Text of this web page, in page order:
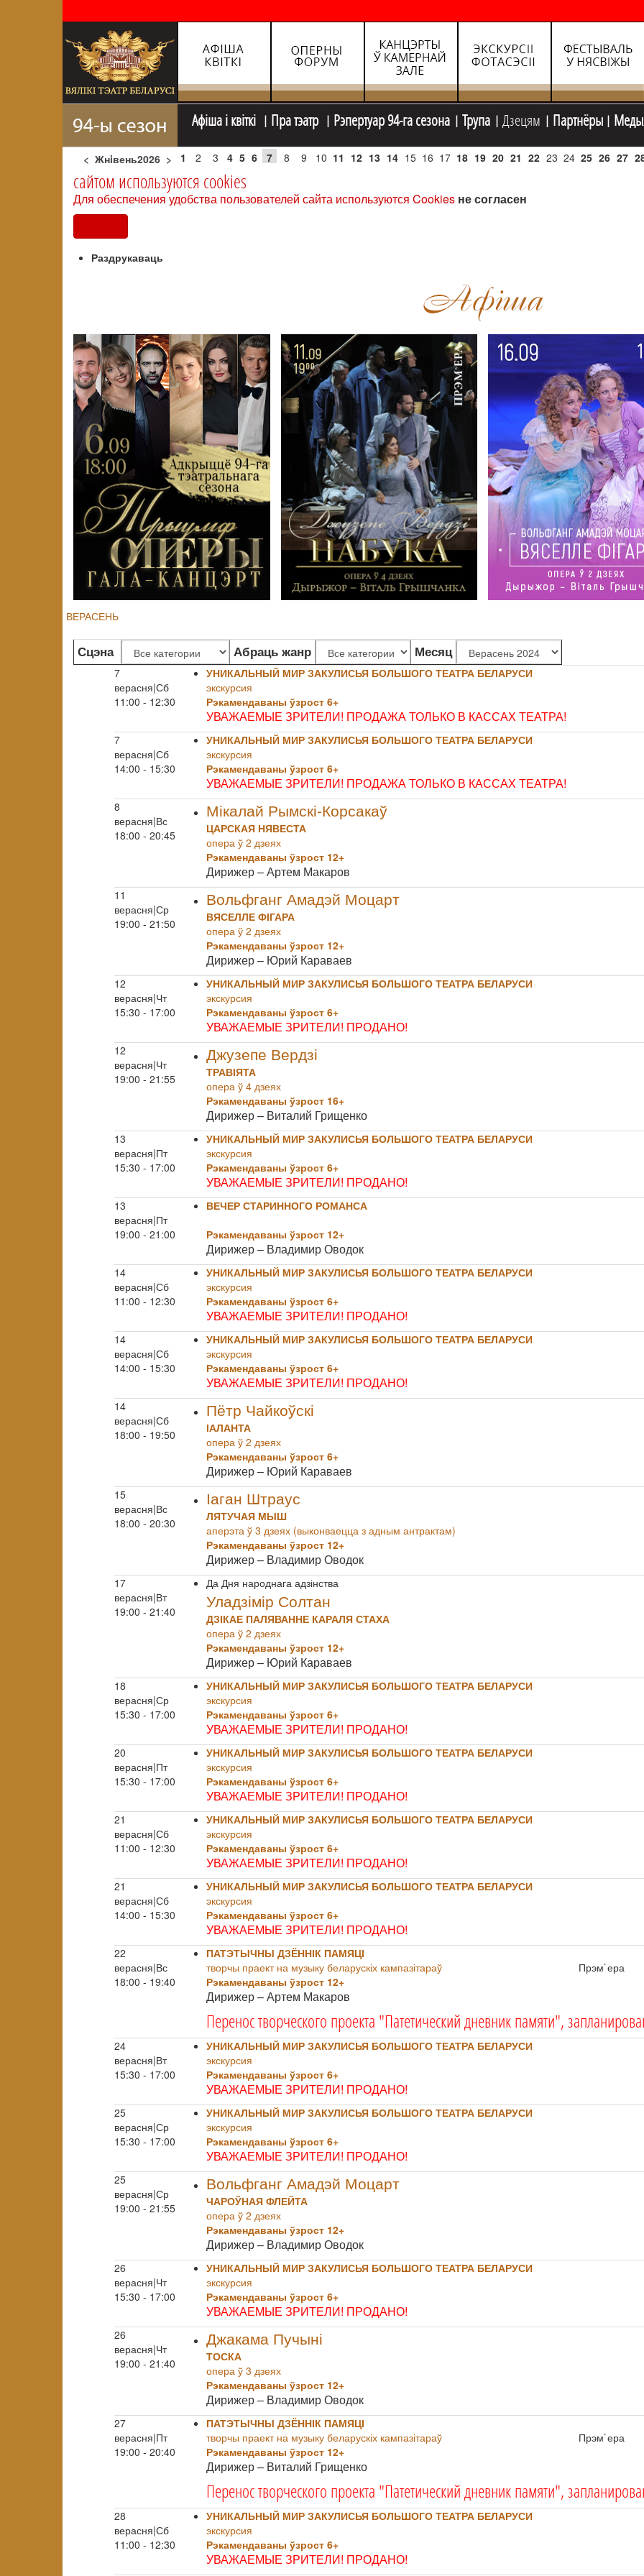
Афiша i квiткi Пра тэатр Рэпертуар 94-га сезона Трупа Дзецям Партнёры
< Жнiвень2026 > 1 2 3 4 5 6 7 8 9 10 11 12 13 14 15 16 17 18 19 20 21 22 23 24 25 26 27
сайтом используются cookies
Для обеспечения удобства пользователей сайта используются Cookies не согласен
Раздрукаваць
ВЕРАСЕНЬ
Сцэна Абраць жанр Месяц
7
верасня|Сб
11:00 - 12:30
УНИКАЛЬНЫЙ МИР ЗАКУЛИСЬЯ БОЛЬШОГО ТЕАТРА БЕЛАРУСИ
экскурсия
Рэкамендаваны ўзрост 6+
УВАЖАЕМЫЕ ЗРИТЕЛИ! ПРОДАЖА ТОЛЬКО В КАССАХ ТЕАТРА!
7
верасня|Сб
14:00 - 15:30
УНИКАЛЬНЫЙ МИР ЗАКУЛИСЬЯ БОЛЬШОГО ТЕАТРА БЕЛАРУСИ
экскурсия
Рэкамендаваны ўзрост 6+
УВАЖАЕМЫЕ ЗРИТЕЛИ! ПРОДАЖА ТОЛЬКО В КАССАХ ТЕАТРА!
8
верасня|Вс
18:00 - 20:45
Мікалай Рымскі-Корсакаў
ЦАРСКАЯ НЯВЕСТА
опера ў 2 дзеях
Рэкамендаваны ўзрост 12+
Дирижер – Артем Макаров
11
верасня|Ср
19:00 - 21:50
Вольфганг Амадэй Моцарт
ВЯСЕЛЛЕ ФІГАРА
опера ў 2 дзеях
Рэкамендаваны ўзрост 12+
Дирижер – Юрий Караваев
12
верасня|Чт
15:30 - 17:00
УНИКАЛЬНЫЙ МИР ЗАКУЛИСЬЯ БОЛЬШОГО ТЕАТРА БЕЛАРУСИ
экскурсия
Рэкамендаваны ўзрост 6+
УВАЖАЕМЫЕ ЗРИТЕЛИ! ПРОДАНО!
12
верасня|Чт
19:00 - 21:55
Джузепе Вердзі
ТРАВІЯТА
опера ў 4 дзеях
Рэкамендаваны ўзрост 16+
Дирижер – Виталий Грищенко
13
верасня|Пт
15:30 - 17:00
УНИКАЛЬНЫЙ МИР ЗАКУЛИСЬЯ БОЛЬШОГО ТЕАТРА БЕЛАРУСИ
экскурсия
Рэкамендаваны ўзрост 6+
УВАЖАЕМЫЕ ЗРИТЕЛИ! ПРОДАНО!
13
верасня|Пт
19:00 - 21:00
ВЕЧЕР СТАРИННОГО РОМАНСА
Рэкамендаваны ўзрост 12+
Дирижер – Владимир Оводок
14
верасня|Сб
11:00 - 12:30
УНИКАЛЬНЫЙ МИР ЗАКУЛИСЬЯ БОЛЬШОГО ТЕАТРА БЕЛАРУСИ
экскурсия
Рэкамендаваны ўзрост 6+
УВАЖАЕМЫЕ ЗРИТЕЛИ! ПРОДАНО!
14
верасня|Сб
14:00 - 15:30
УНИКАЛЬНЫЙ МИР ЗАКУЛИСЬЯ БОЛЬШОГО ТЕАТРА БЕЛАРУСИ
экскурсия
Рэкамендаваны ўзрост 6+
УВАЖАЕМЫЕ ЗРИТЕЛИ! ПРОДАНО!
14
верасня|Сб
18:00 - 19:50
Пётр Чайкоўскі
ІАЛАНТА
опера ў 2 дзеях
Рэкамендаваны ўзрост 6+
Дирижер – Юрий Караваев
15
верасня|Вс
18:00 - 20:30
Іаган Штраус
ЛЯТУЧАЯ МЫШ
аперэта ў 3 дзеях (выконваецца з адным антрактам)
Рэкамендаваны ўзрост 12+
Дирижер – Владимир Оводок
17
верасня|Вт
19:00 - 21:40
Да Дня народнага адзінства
Уладзімір Солтан
ДЗІКАЕ ПАЛЯВАННЕ КАРАЛЯ СТАХА
опера ў 2 дзеях
Рэкамендаваны ўзрост 12+
Дирижер – Юрий Караваев
18
верасня|Ср
15:30 - 17:00
УНИКАЛЬНЫЙ МИР ЗАКУЛИСЬЯ БОЛЬШОГО ТЕАТРА БЕЛАРУСИ
экскурсия
Рэкамендаваны ўзрост 6+
УВАЖАЕМЫЕ ЗРИТЕЛИ! ПРОДАНО!
20
верасня|Пт
15:30 - 17:00
УНИКАЛЬНЫЙ МИР ЗАКУЛИСЬЯ БОЛЬШОГО ТЕАТРА БЕЛАРУСИ
экскурсия
Рэкамендаваны ўзрост 6+
УВАЖАЕМЫЕ ЗРИТЕЛИ! ПРОДАНО!
21
верасня|Сб
11:00 - 12:30
УНИКАЛЬНЫЙ МИР ЗАКУЛИСЬЯ БОЛЬШОГО ТЕАТРА БЕЛАРУСИ
экскурсия
Рэкамендаваны ўзрост 6+
УВАЖАЕМЫЕ ЗРИТЕЛИ! ПРОДАНО!
21
верасня|Сб
14:00 - 15:30
УНИКАЛЬНЫЙ МИР ЗАКУЛИСЬЯ БОЛЬШОГО ТЕАТРА БЕЛАРУСИ
экскурсия
Рэкамендаваны ўзрост 6+
УВАЖАЕМЫЕ ЗРИТЕЛИ! ПРОДАНО!
22
верасня|Вс
18:00 - 19:40
ПАТЭТЫЧНЫ ДЗЁННІК ПАМЯЦІ
Прэм`ера
творчы праект на музыку беларускіх кампазітараў
Рэкамендаваны ўзрост 12+
Дирижер – Артем Макаров
Перенос творческого проекта "Патетический дневник памяти",
24
верасня|Вт
15:30 - 17:00
УНИКАЛЬНЫЙ МИР ЗАКУЛИСЬЯ БОЛЬШОГО ТЕАТРА БЕЛАРУСИ
экскурсия
Рэкамендаваны ўзрост 6+
УВАЖАЕМЫЕ ЗРИТЕЛИ! ПРОДАНО!
25
верасня|Ср
15:30 - 17:00
УНИКАЛЬНЫЙ МИР ЗАКУЛИСЬЯ БОЛЬШОГО ТЕАТРА БЕЛАРУСИ
экскурсия
Рэкамендаваны ўзрост 6+
УВАЖАЕМЫЕ ЗРИТЕЛИ! ПРОДАНО!
25
верасня|Ср
19:00 - 21:55
Вольфганг Амадэй Моцарт
ЧАРОЎНАЯ ФЛЕЙТА
опера ў 2 дзеях
Рэкамендаваны ўзрост 12+
Дирижер – Владимир Оводок
26
верасня|Чт
15:30 - 17:00
УНИКАЛЬНЫЙ МИР ЗАКУЛИСЬЯ БОЛЬШОГО ТЕАТРА БЕЛАРУСИ
экскурсия
Рэкамендаваны ўзрост 6+
УВАЖАЕМЫЕ ЗРИТЕЛИ! ПРОДАНО!
26
верасня|Чт
19:00 - 21:40
Джакама Пучыні
ТОСКА
опера ў 3 дзеях
Рэкамендаваны ўзрост 12+
Дирижер – Владимир Оводок
27
верасня|Пт
19:00 - 20:40
ПАТЭТЫЧНЫ ДЗЁННІК ПАМЯЦІ
Прэм`ера
творчы праект на музыку беларускіх кампазітараў
Рэкамендаваны ўзрост 12+
Дирижер – Виталий Грищенко
Перенос творческого проекта "Патетический дневник памяти",
28
верасня|Сб
11:00 - 12:30
УНИКАЛЬНЫЙ МИР ЗАКУЛИСЬЯ БОЛЬШОГО ТЕАТРА БЕЛАРУСИ
экскурсия
Рэкамендаваны ўзрост 6+
УВАЖАЕМЫЕ ЗРИТЕЛИ! ПРОДАНО!